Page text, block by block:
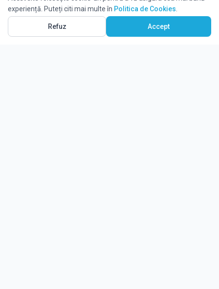
experiență. Puteți citi mai multe în Politica de Cookies
Refuz Accept